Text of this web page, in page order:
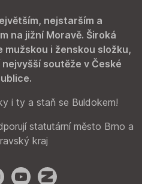
nejstarším a
na jižní Moravě. Široká
i ženskou složku,
soutěže v České
i ty a staň se Buldokem!
statutární město Brno a
kraj